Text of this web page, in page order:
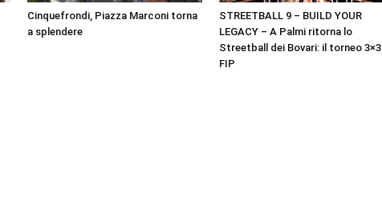
Cinquefrondi, Piazza Marconi torna
a splendere
STREETBALL 9 – BUILD YOUR
LEGACY – A Palmi ritorna lo
Streetball dei Bovari: il torneo 3×3
FIP